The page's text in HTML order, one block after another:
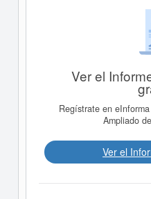
Ver el
Regístrate en
Ampliado
Ver el